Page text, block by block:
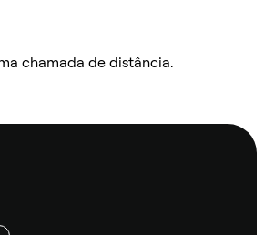
chamada de distância.